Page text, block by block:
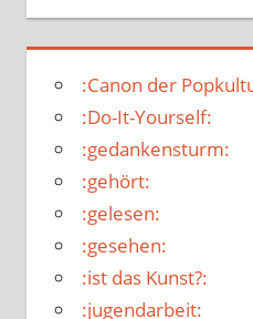
:Canon der
:Do-It-Yourself:
:gedankensturm:
:gehört:
:gelesen:
:gesehen:
:ist das Kunst?:
:jugendarbeit: